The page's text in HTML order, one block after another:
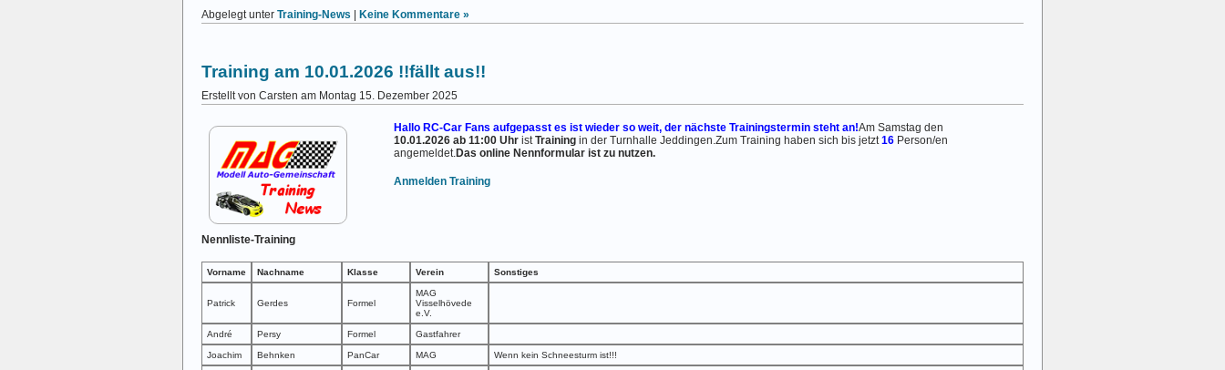
Abgelegt unter Training-News Keine Kommentare »
Training am 10.01.2026 !!fällt aus!!
Erstellt von Carsten am Montag 15. Dezember 2025
Hallo RC-Car Fans aufgepasst es ist wieder so weit, der nächste Trainingstermin steht an!Am Samstag den
10.01.2026 ab 11:00 Uhr istTraining in der Turnhalle Jeddingen.Zum Training haben sich bis jetzt16 Person/en
angemeldet.Das online Nennformular ist zu nutzen.
Anmelden Training
Nennliste-Training
Vorname Nachname Klasse Verein Sonstiges
Patrick Gerdes Formel
MAG
Visselhövede
e.V.
André Persy Formel Gastfahrer
Joachim Behnken PanCar MAG Wenn kein Schneesturm ist!!!